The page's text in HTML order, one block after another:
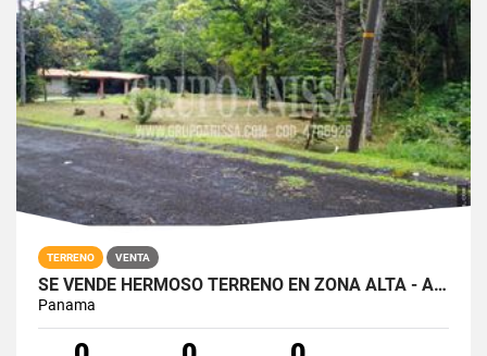
TERRENO VENTA
SE VENDE HERMOSO TERRENO EN ZONA ALTA - ALTOS DEL MARIA
Panama